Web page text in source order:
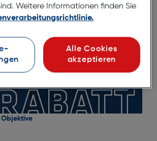
Warenkorb
Weitere Informationen finden Sie
Alle Cookies
akzeptieren